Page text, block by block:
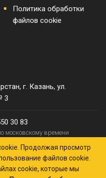
Политика обработки
файлов cookie
г. Казань, ул.
3
30 83
московскому времени
Продолжая просмотр
файлов cookie.
cookie, которые мы